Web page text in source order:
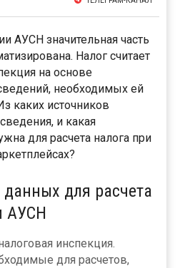
АУСН значительная часть
Налог считает
на основе
необходимых ей
каких источников
и какая
для расчета налога при
для расчета
АУСН
инспекция.
для расчетов,